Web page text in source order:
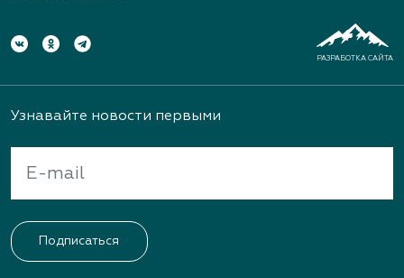
РАЗРАБОТКА САЙТА
Узнавайте новости первыми
Подписаться